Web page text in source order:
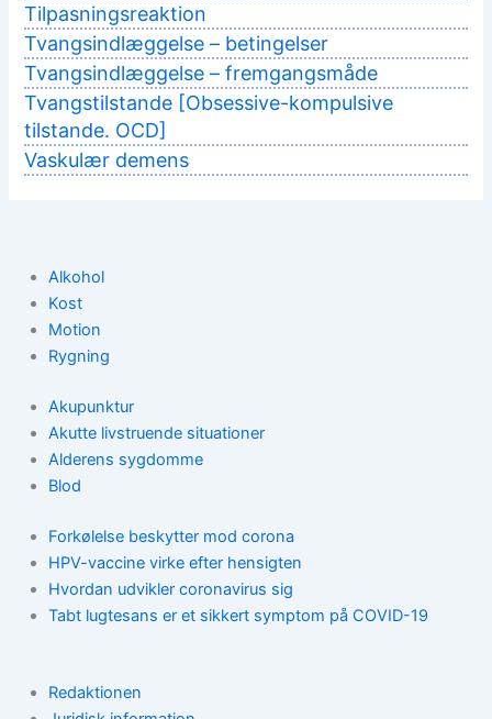
Tilpasningsreaktion
Tvangsindlæggelse – betingelser
Tvangsindlæggelse – fremgangsmåde
Tvangstilstande [Obsessive-kompulsive
tilstande. OCD]
Vaskulær demens
Alkohol
Kost
Motion
Rygning
Akupunktur
Akutte livstruende situationer
Alderens sygdomme
Blod
Forkølelse beskytter mod corona
HPV-vaccine virke efter hensigten
Hvordan udvikler coronavirus sig
Tabt lugtesans er et sikkert symptom på COVID-19
Redaktionen